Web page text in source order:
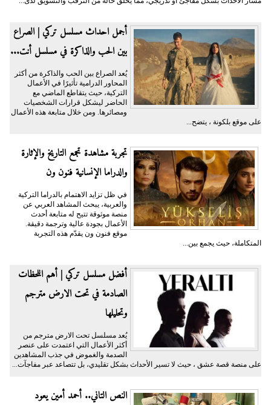
أجمل احداث مسلسل تركي | الصراع
بين الحب والذاكرة في مسلسل أنت...
يُعد الصراع بين الحب والذاكرة من أكثر
المحاور الدرامية تأثيرًا في الأعمال
التركية، حيث يتقاطع الماضي مع
الحاضر ليشكل قرارات الشخصيات
ومصائرها. ومن خلال متابعة هذه الأعمال
على موقع بلكونة ، يتضح...
تجربة مشاهدة تجمع التاريخ والإثارة
والدراما الإنسانية فنون ون
في ظل تزايد الاهتمام بالدراما التركية
والعربية، يبحث المشاهد العربي عن
منصة موثوقة تتيح له متابعة أحدث
الأعمال بجودة عالية وترجمة دقيقة.
موقع فنون ون يقدّم هذه التجربة
المتكاملة، حيث يجمع بين...
أفضل مسلسل تركي | أهم اللحظات
الصادمة في تحت الارض مترجم
وتحليلها
يُعد مسلسل تحت الارض مترجم من
أكثر الأعمال التي اعتمدت على عنصر
الصدمة والغموض في جذب المشاهدين
على منصة قصة عشق ، حيث لا تسير الأحداث بشكل تقليدي، بل تتصاعد عبر مفاجآت...
النص التاني.. أحمد أمين يعود